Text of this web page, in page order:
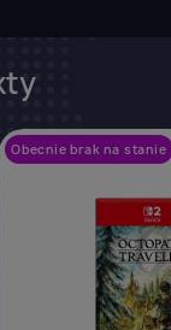
Obecnie brak na stanie